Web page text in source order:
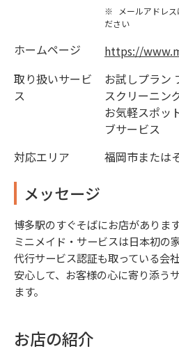
※
メールアドレ
ださい
ホームページ
https://
取り扱いサービ
ス
お試しプラン
スクリーニン
お気軽スポッ
ブサービス
対応エリア
福岡市または
メッセージ
博多駅のすぐそばにお店があります
ミニメイド・サービスは日本初の
代行サービス認証も取っている会社
安心して、お客様の心に寄り添う
ます。
お店の紹介